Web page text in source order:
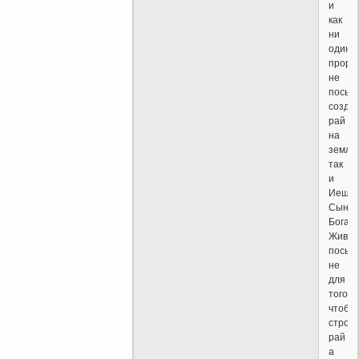
и
как
ни
один
не
рай
на
земле
так
и
Иешуа
Сын
Бога
не
для
того
чтобы
рай
а